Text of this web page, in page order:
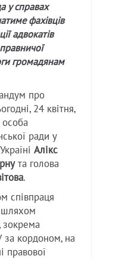
у справах
фахівців
адвокатів
громадянам
про
24 квітня,
особа
ради у
Алікс
та голова
.
співпраця
шляхом
зокрема
за кордоном, на
правової